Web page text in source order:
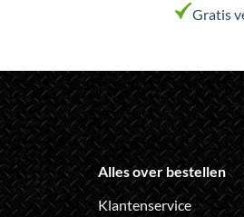
kan
gekozen
worden
op
de
Gratis
Alles over bestellen
Klantenservice